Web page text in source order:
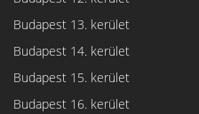
Budapest 13. kerület
Budapest 14. kerület
Budapest 15. kerület
Budapest 16. kerület